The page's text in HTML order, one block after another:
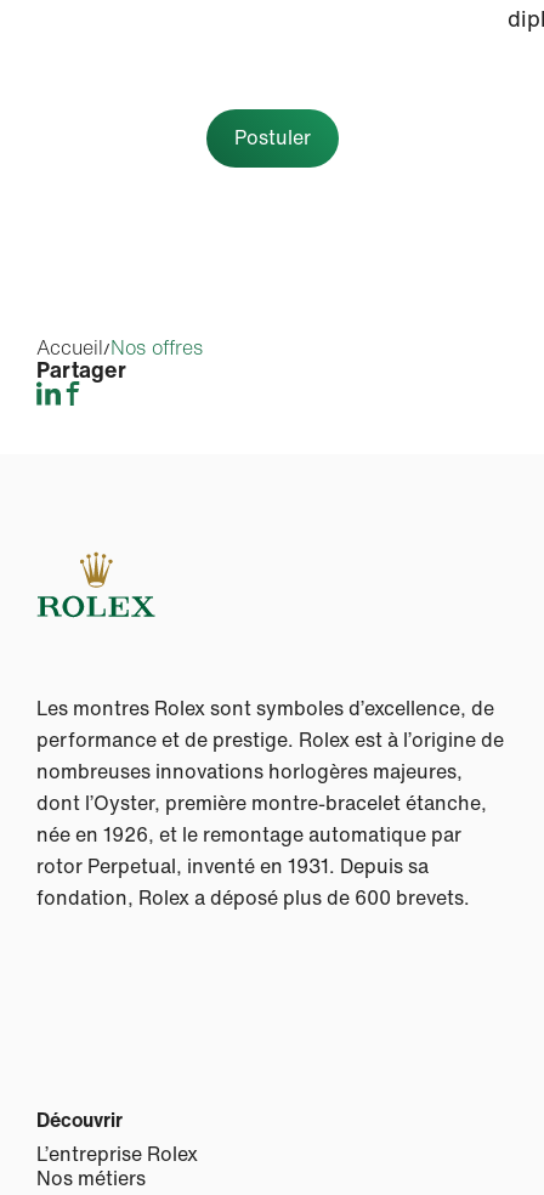
Postuler
Accueil Nos offres
Partager
Les montres Rolex sont symboles d’excellence, de
performance et de prestige. Rolex est à l’origine de
nombreuses innovations horlogères majeures,
dont l’Oyster, première montre-bracelet étanche,
née en 1926, et le remontage automatique par
rotor Perpetual, inventé en 1931. Depuis sa
fondation, Rolex a déposé plus de 600 brevets.
Découvrir
L’entreprise Rolex
Nos métiers